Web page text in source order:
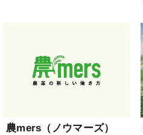
農mers（ノウマーズ）